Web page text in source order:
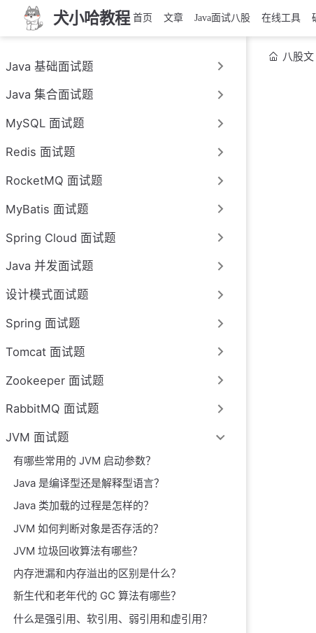
犬小哈教程 首页 文章 Java面试八股 在线工具
Java 基础面试题
Java 集合面试题
MySQL 面试题
Redis 面试题
RocketMQ 面试题
MyBatis 面试题
Spring Cloud 面试题
Java 并发面试题
设计模式面试题
Spring 面试题
Tomcat 面试题
Zookeeper 面试题
RabbitMQ 面试题
JVM 面试题
有哪些常用的 JVM 启动参数？
Java 是编译型还是解释型语言？
Java 类加载的过程是怎样的？
JVM 如何判断对象是否存活的？
JVM 垃圾回收算法有哪些？
内存泄漏和内存溢出的区别是什么？
新生代和老年代的 GC 算法有哪些？
什么是强引用、软引用、弱引用和虚引用？
八股文